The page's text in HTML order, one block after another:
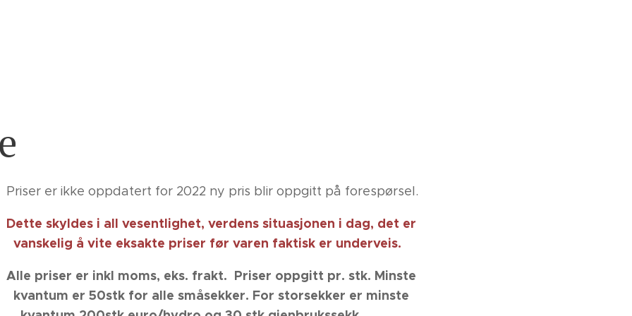
for 2022 ny pris blir oppgitt på forespørsel.
Dette skyldes i all vesentlighet, verdens situasjonen i dag, det er
eksakte priser før varen faktisk er underveis.
Alle priser er inkl moms, eks. frakt. Priser oppgitt pr. stk. Minste
for alle småsekker. For storsekker er minste